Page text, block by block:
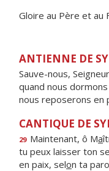
Gloire au Père et au
ANTIENNE DE
Sauve-nous,
quand nous
nous reposerons en
CANTIQUE DE
29 Maintenant, ô Ma
tu peux laisser ton
en paix, selon ta